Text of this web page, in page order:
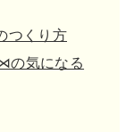
つくり方
の気になる